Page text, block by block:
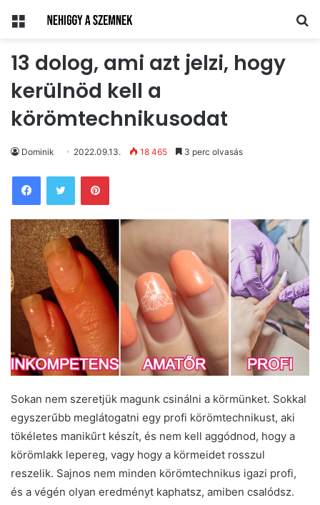
Menü
13 dolog, ami azt jelzi, hogy
kerülnöd kell a
körömtechnikusodat
Dominik 2022.09.13. 18 465 3 perc olvasás
Pinterest
Sokan nem szeretjük magunk csinálni a körmünket. Sokkal
egyszerűbb meglátogatni egy profi körömtechnikust, aki
tökéletes manikűrt készít, és nem kell aggódnod, hogy a
körömlakk lepereg, vagy hogy a körmeidet rosszul
reszelik. Sajnos nem minden körömtechnikus igazi profi,
és a végén olyan eredményt kaphatsz, amiben csalódsz.